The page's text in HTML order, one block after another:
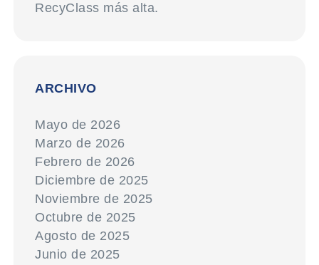
RecyClass más alta.
ARCHIVO
Mayo de 2026
Marzo de 2026
Febrero de 2026
Diciembre de 2025
Noviembre de 2025
Octubre de 2025
Agosto de 2025
Junio de 2025